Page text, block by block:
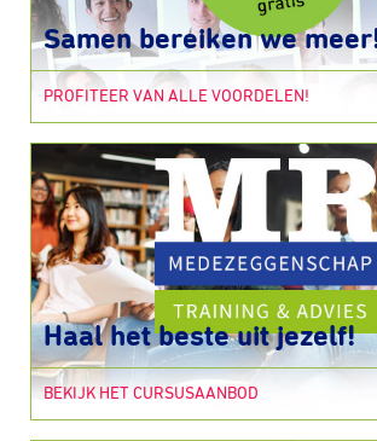
Samen bereiken we
PROFITEER VAN ALLE VOORDELEN!
Haal het beste uit jezelf!
BEKIJK HET CURSUSAANBOD